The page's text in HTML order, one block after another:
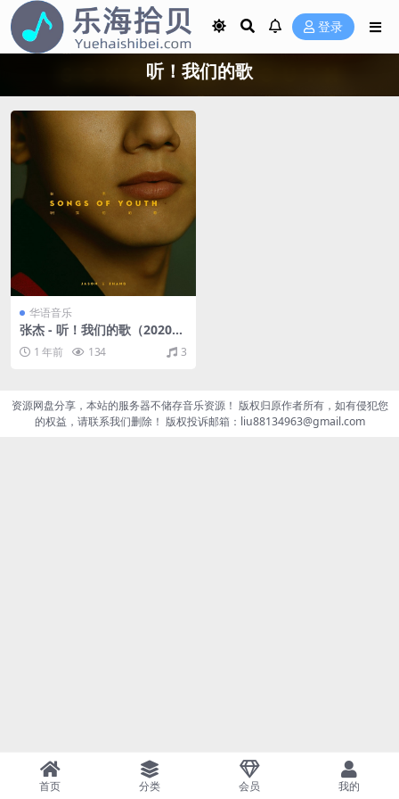
登录
听！我们的歌
华语音乐
张杰 - 听！我们的歌（2020/F
LAC/分轨/353M）
1 年前 134 3
资源网盘分享，本站的服务器不储存音乐资源！ 版权归原作者所有，如有侵犯您
的权益，请联系我们删除！ 版权投诉邮箱：liu88134963@gmail.com
首页 分类 会员 我的